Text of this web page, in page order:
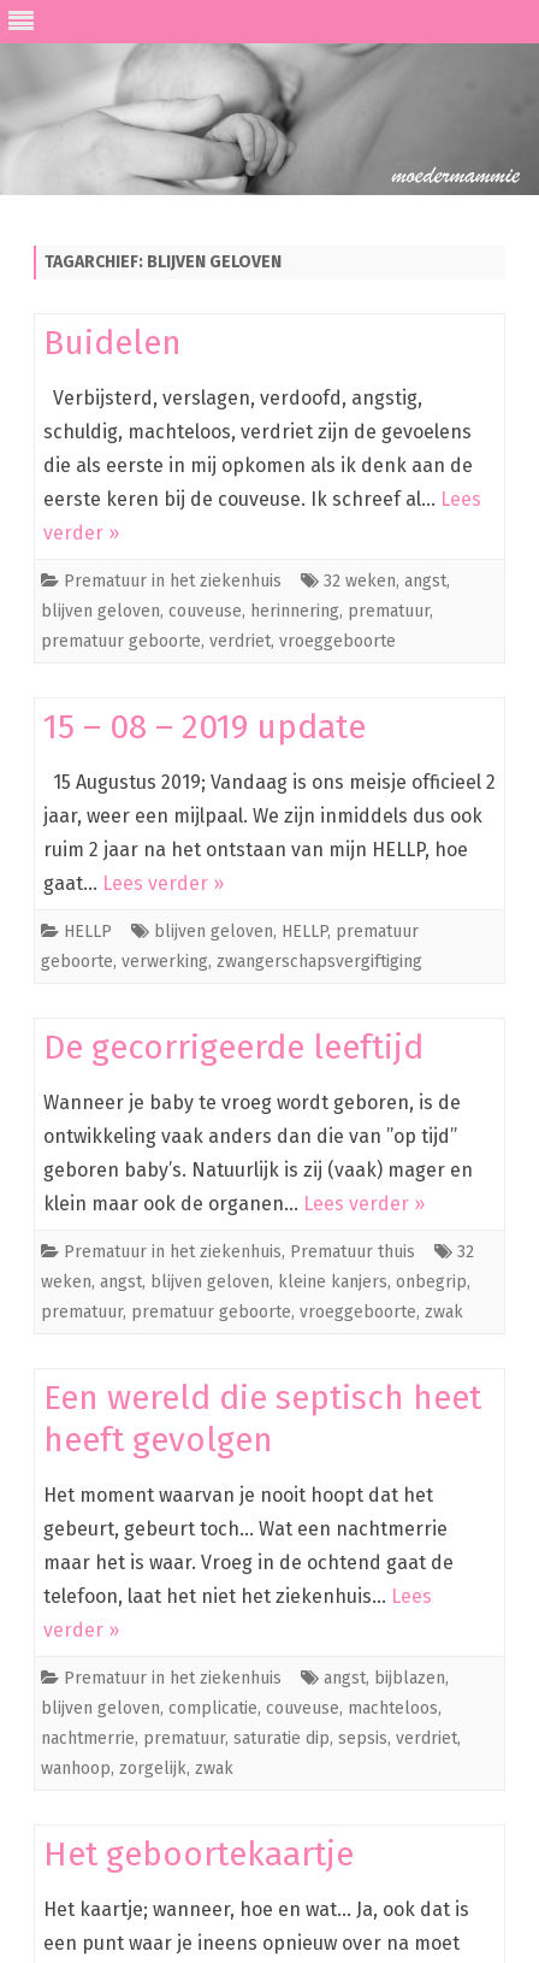
de
TAGARCHIEF: BLIJVEN GELOVEN
Buidelen
Verbijsterd, verslagen, verdoofd, angstig,
schuldig, machteloos, verdriet zijn de gevoelens
die als eerste in mij opkomen als ik denk aan de
eerste keren bij de couveuse. Ik schreef al… Lees
verder »
Prematuur in het ziekenhuis 32 weken, angst,
blijven geloven, couveuse, herinnering, prematuur,
prematuur geboorte, verdriet, vroeggeboorte
15 – 08 – 2019 update
15 Augustus 2019; Vandaag is ons meisje officieel 2
jaar, weer een mijlpaal. We zijn inmiddels dus ook
ruim 2 jaar na het ontstaan van mijn HELLP, hoe
gaat… Lees verder »
HELLP blijven geloven, HELLP, prematuur
geboorte, verwerking, zwangerschapsvergiftiging
De gecorrigeerde leeftijd
Wanneer je baby te vroeg wordt geboren, is de
ontwikkeling vaak anders dan die van ”op tijd”
geboren baby’s. Natuurlijk is zij (vaak) mager en
klein maar ook de organen… Lees verder »
Prematuur in het ziekenhuis, Prematuur thuis
32
weken, angst, blijven geloven, kleine kanjers, onbegrip,
prematuur, prematuur geboorte, vroeggeboorte, zwak
Een wereld die septisch heet
heeft gevolgen
Het moment waarvan je nooit hoopt dat het
gebeurt, gebeurt toch… Wat een nachtmerrie
maar het is waar. Vroeg in de ochtend gaat de
telefoon, laat het niet het ziekenhuis… Lees
verder »
Prematuur in het ziekenhuis angst, bijblazen,
blijven geloven, complicatie, couveuse, machteloos,
nachtmerrie, prematuur, saturatie dip, sepsis, verdriet,
wanhoop, zorgelijk, zwak
Het geboortekaartje
Het kaartje; wanneer, hoe en wat… Ja, ook dat is
een punt waar je ineens opnieuw over na moet